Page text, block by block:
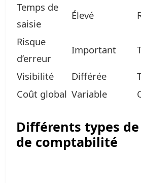
Temps de
saisie
Élevé
Risque
d’erreur
Important
Visibilité Différée
Coût global Variable
Différents types
de comptabilité